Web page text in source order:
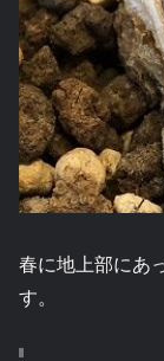
春に地上部にあ
す。